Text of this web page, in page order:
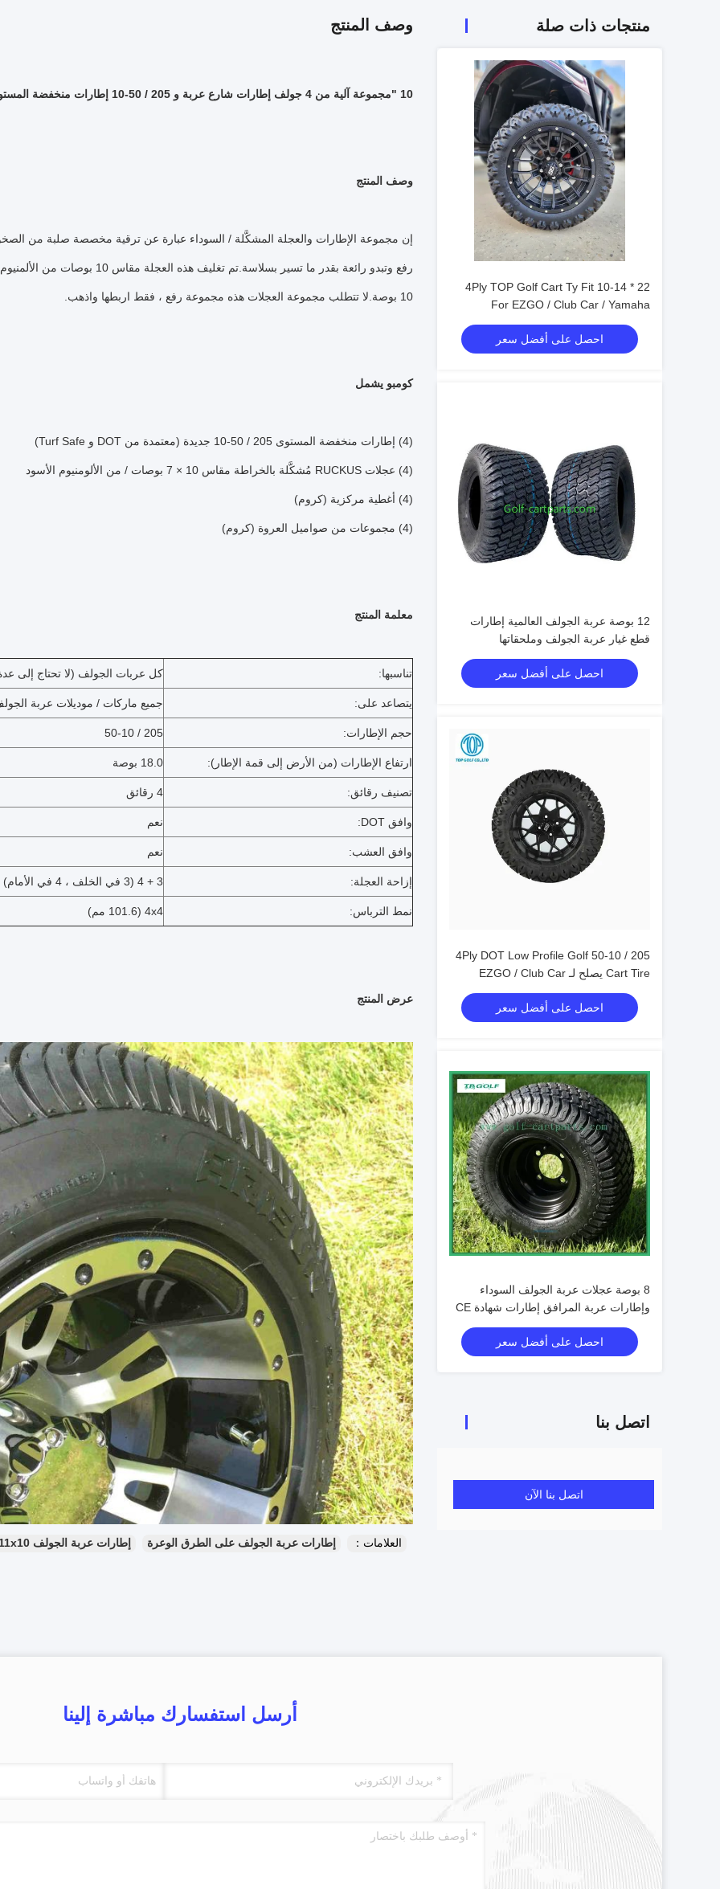
منتجات ذات صلة
22 * 10-14 4Ply TOP Golf Cart Ty Fit
For EZGO / Club Car / Yamaha
احصل على أفضل سعر
12 بوصة عربة الجولف العالمية إطارات
قطع غيار عربة الجولف وملحقاتها
احصل على أفضل سعر
205 / 50-10 4Ply DOT Low Profile Golf
Cart Tire يصلح لـ EZGO / Club Car
احصل على أفضل سعر
8 بوصة عجلات عربة الجولف السوداء
وإطارات عربة المرافق إطارات شهادة CE
احصل على أفضل سعر
اتصل بنا
اتصل بنا الآن
وصف المنتج
10 "مجموعة آلية من 4 جولف إطارات شارع عربة و 205 / 50-10 إطارات منخفضة المستوى مجموعة إطارات نقطية
وصف المنتج
إن مجموعة الإطارات والعجلة المشكَّلة / السوداء عبارة عن ترقية مخصصة صلبة من
10 بوصة.لا تتطلب مجموعة العجلات هذه مجموعة رفع ، فقط اربطها واذهب.
كومبو يشمل
(4) إطارات منخفضة المستوى 205 / 50-10 جديدة (معتمدة من DOT و Turf Safe)
(4) عجلات RUCKUS مُشكَّلة بالخراطة مقاس 10 × 7 بوصات / من الألومنيوم الأسود
(4) أغطية مركزية (كروم)
(4) مجموعات من صواميل العروة (كروم)
معلمة المنتج
تناسبها: كل عربات الجولف (لا تحتاج إلى
يتصاعد على: جميع ماركات / موديلات عربة
حجم الإطارات: 205 / 50-10
ارتفاع الإطارات (من الأرض إلى قمة الإطار): 18.0 بوصة
تصنيف رقائق: 4 رقائق
وافق DOT: نعم
وافق العشب: نعم
إزاحة العجلة: 3 + 4 (3 في الخلف ، 4 في الأمام)
نمط الترباس: 4x4 (101.6 مم)
عرض المنتج
العلامات： إطارات عربة الجولف على الطرق الوعرة إطارات عربة الجولف 22x11x10
أرسل استفسارك مباشرة إلينا